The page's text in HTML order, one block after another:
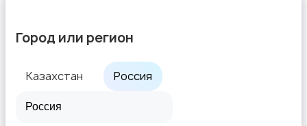
Город или регион
Казахстан Россия